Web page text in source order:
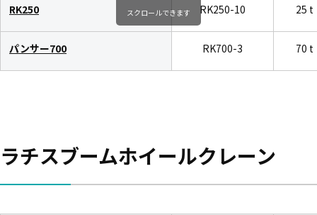
RK250 RK250-10 25 t
パンサー700 RK700-3 70 t
スクロールできます
ラチスブームホイールクレーン